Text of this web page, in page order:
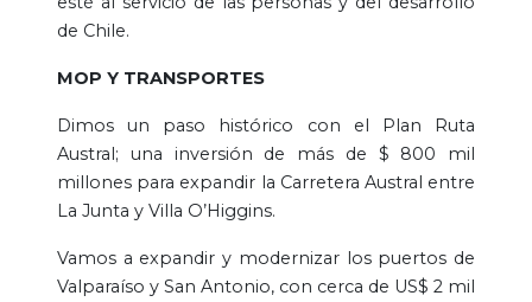
de Chile.
MOP Y TRANSPORTES
Dimos un paso histórico con el Plan Ruta
Austral; una inversión de más de $ 800 mil
millones para expandir la Carretera Austral entre
La Junta y Villa O’Higgins.
Vamos a expandir y modernizar los puertos de
Valparaíso y San Antonio, con cerca de US$ 2 mil